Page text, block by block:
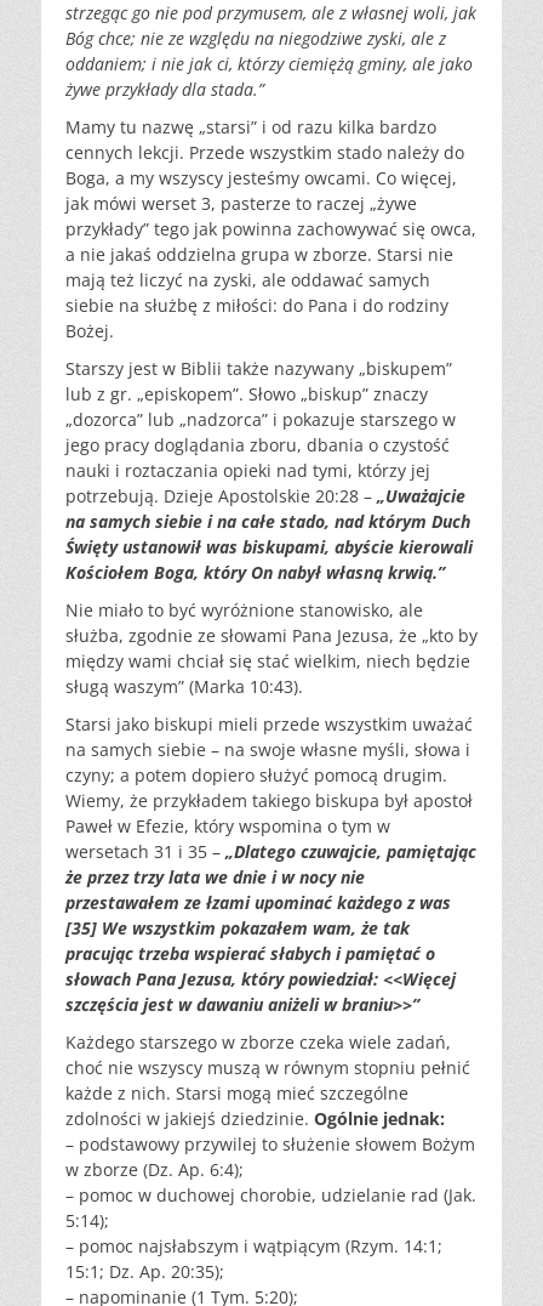
strzegąc go nie pod przymusem, ale z własnej woli, jak
Bóg chce; nie ze względu na niegodziwe zyski, ale z
oddaniem; i nie jak ci, którzy ciemiężą gminy, ale jako
żywe przykłady dla stada.”
Mamy tu nazwę „starsi” i od razu kilka bardzo
cennych lekcji. Przede wszystkim stado należy do
Boga, a my wszyscy jesteśmy owcami. Co więcej,
jak mówi werset 3, pasterze to raczej „żywe
przykłady” tego jak powinna zachowywać się owca,
a nie jakaś oddzielna grupa w zborze. Starsi nie
mają też liczyć na zyski, ale oddawać samych
siebie na służbę z miłości: do Pana i do rodziny
Bożej.
Starszy jest w Biblii także nazywany „biskupem”
lub z gr. „episkopem”. Słowo „biskup” znaczy
„dozorca” lub „nadzorca” i pokazuje starszego w
jego pracy doglądania zboru, dbania o czystość
nauki i roztaczania opieki nad tymi, którzy jej
potrzebują. Dzieje Apostolskie 20:28 – „Uważajcie
na samych siebie i na całe stado, nad którym Duch
Święty ustanowił was biskupami, abyście kierowali
Kościołem Boga, który On nabył własną krwią.”
Nie miało to być wyróżnione stanowisko, ale
służba, zgodnie ze słowami Pana Jezusa, że „kto by
między wami chciał się stać wielkim, niech będzie
sługą waszym” (Marka 10:43).
Starsi jako biskupi mieli przede wszystkim uważać
na samych siebie – na swoje własne myśli, słowa i
czyny; a potem dopiero służyć pomocą drugim.
Wiemy, że przykładem takiego biskupa był apostoł
Paweł w Efezie, który wspomina o tym w
wersetach 31 i 35 – „Dlatego czuwajcie, pamiętając
że przez trzy lata we dnie i w nocy nie
przestawałem ze łzami upominać każdego z was
[35] We wszystkim pokazałem wam, że tak
pracując trzeba wspierać słabych i pamiętać o
słowach Pana Jezusa, który powiedział: <<Więcej
szczęścia jest w dawaniu aniżeli w braniu>>”
Każdego starszego w zborze czeka wiele zadań,
choć nie wszyscy muszą w równym stopniu pełnić
każde z nich. Starsi mogą mieć szczególne
zdolności w jakiejś dziedzinie. Ogólnie jednak:
– podstawowy przywilej to służenie słowem Bożym
w zborze (Dz. Ap. 6:4);
– pomoc w duchowej chorobie, udzielanie rad (Jak.
5:14);
– pomoc najsłabszym i wątpiącym (Rzym. 14:1;
15:1; Dz. Ap. 20:35);
– napominanie (1 Tym. 5:20);